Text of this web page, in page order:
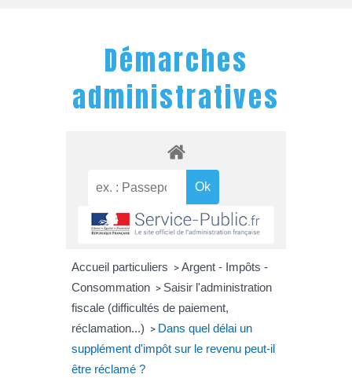
Démarches
administratives
Accueil particuliers > Argent - Impôts -
Consommation > Saisir l'administration
fiscale (difficultés de paiement,
réclamation...) > Dans quel délai un
supplément d'impôt sur le revenu peut-il
être réclamé ?